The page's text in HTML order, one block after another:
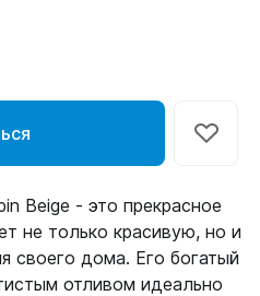
Beige - это прекрасное
не только красивую, но и
своего дома. Его богатый
отливом идеально